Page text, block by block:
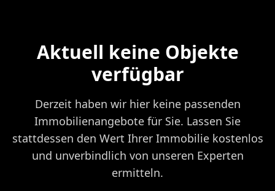
Aktuell keine Objekte
verfügbar
Derzeit haben wir hier keine passenden
Immobilienangebote für Sie. Lassen Sie
stattdessen den Wert Ihrer Immobilie kostenlos
und unverbindlich von unseren Experten
ermitteln.